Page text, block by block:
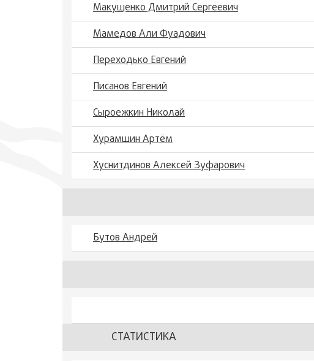
Макущенко Дмитрий Сергеевич
Мамедов Али Фуадович
Переходько Евгений
Писанов Евгений
Сыроежкин Николай
Хурамшин Артём
Хуснитдинов Алексей Зуфарович
Бутов Андрей
СТАТИСТИКА